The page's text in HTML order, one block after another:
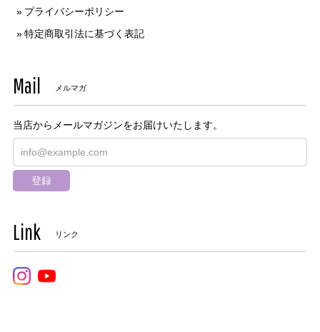
プライバシーポリシー
特定商取引法に基づく表記
Mail メルマガ
当店からメールマガジンをお届けいたします。
登録
Link リンク